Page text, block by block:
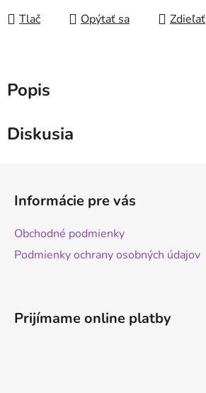
Tlač Opýtať sa Zdieľať
Popis
Diskusia
Informácie pre vás
Obchodné podmienky
Podmienky ochrany osobných údajov
Prijímame online platby